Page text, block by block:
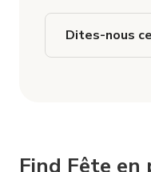
Dites-nous
Find Fête